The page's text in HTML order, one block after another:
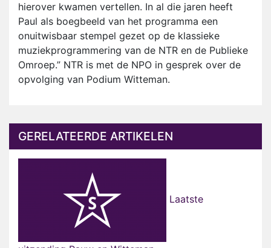
hierover kwamen vertellen. In al die jaren heeft
Paul als boegbeeld van het programma een
onuitwisbaar stempel gezet op de klassieke
muziekprogrammering van de NTR en de Publieke
Omroep.” NTR is met de NPO in gesprek over de
opvolging van Podium Witteman.
GERELATEERDE ARTIKELEN
Laatste